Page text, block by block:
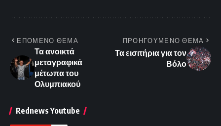
ΕΠΟΜΕΝΟ ΘΕΜΑ
Τα ανοικτά
μεταγραφικά
μέτωπα του
Ολυμπιακού
ΠΡΟΗΓΟΥΜΕΝΟ ΘΕΜΑ
Τα εισιτήρια για τον
Βόλο
Rednews Youtube